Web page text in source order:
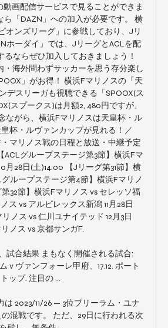
画配信サービスで見ることができま
「DAZN」への加入が必要です。 横
オンズリーグ」に参戦しており、Jリ
ホーダイ」では、JリーグとACLを配
ならぜひ加入しておきましょう！
海外問わずサッカーを思う存分楽し
」がお得！ 横浜Fマリノスの「天
デスリーガも視聴できる「SPOOX(ス
スプークス)は月額2, 480円ですが、
ながら、横浜Fマリノスは天皇杯・ル
杯・ルヴァンカップが見れる！／
マリノス戦の日程と放送・中継予定
ACLグループステージ第3節】横浜Fマ
月28日(土)14:00 【Jリーグ第31節】横
グループステージ第4節】横浜Fマリノ
32節】横浜Fマリノス vs セレッソ福
ス vs アルビレックス新潟 11月28日
ノス vs 仁川ユナイテッド 12月3日
ノス vs 京都サンガF.
試合結果 まもなく開催される試合:
v ヴァンフォーレ甲府、17.12. ポート
ップ. 注目の ...
2023/11/26 — 3位ブリーラム・ユナ
混戦です。 ただ、29日に行われる次